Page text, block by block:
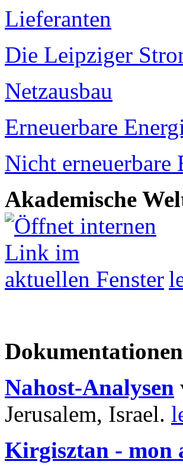
Lieferanten
Die Leipziger
Netzausbau
Erneuerbare
Nicht erneuerbare
Akademische
Nahost-Analysen
Jerusalem, Israel.
Kirgisztan - mon